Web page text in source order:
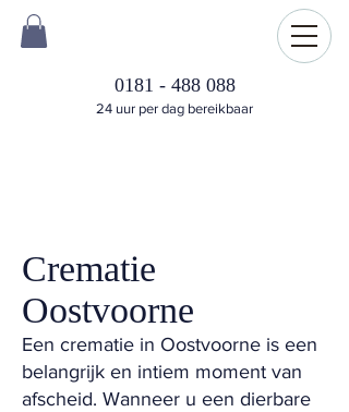
0181 - 488 088
24 uur per dag bereikbaar
Crematie
Oostvoorne
Een crematie in Oostvoorne is een
belangrijk en intiem moment van
afscheid. Wanneer u een dierbare